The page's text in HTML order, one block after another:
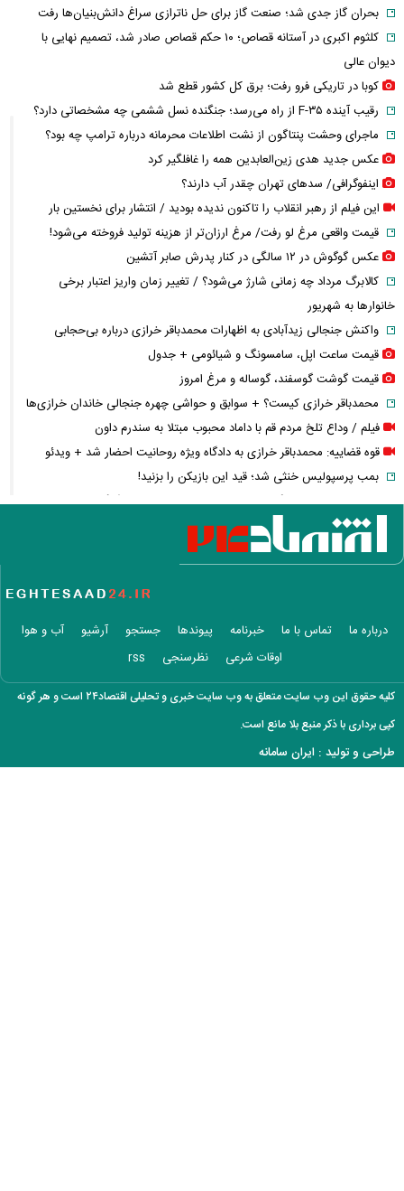
بحران گاز جدی شد؛ صنعت گاز برای حل ناترازی سراغ دانش‌بنیان‌ها رفت
کلثوم اکبری در آستانه قصاص؛ ۱۰ حکم قصاص صادر شد، تصمیم نهایی با
دیوان عالی
کوبا در تاریکی فرو رفت؛ برق کل کشور قطع شد
رقیب آینده F-۳۵ از راه می‌رسد؛ جنگنده نسل ششمی چه مشخصاتی دارد؟
ماجرای وحشت پنتاگون از نشت اطلاعات محرمانه درباره ترامپ چه بود؟
عکس جدید هدی زین‌العابدین همه را غافلگیر کرد
اینفوگرافی/ سدهای تهران چقدر آب دارند؟
این فیلم از رهبر انقلاب را تاکنون ندیده بودید / انتشار برای نخستین بار
قیمت واقعی مرغ لو رفت/ مرغ ارزان‌تر از هزینه تولید فروخته می‌شود!
عکس گوگوش در ۱۲ سالگی در کنار پدرش صابر آتشین
کالابرگ مرداد چه زمانی شارژ می‌شود؟ / تغییر زمان واریز اعتبار برخی
خانوارها به شهریور
واکنش جنجالی زیدآبادی به اظهارات محمدباقر خرازی درباره بی‌حجابی
قیمت ساعت اپل، سامسونگ و شیائومی + جدول
قیمت گوشت گوسفند، گوساله و مرغ امروز
محمدباقر خرازی کیست؟ + سوابق و حواشی چهره جنجالی خاندان خرازی‌ها
فیلم / وداع تلخ مردم قم با داماد محبوب مبتلا به سندرم داون
قوه قضاییه: محمدباقر خرازی به دادگاه ویژه روحانیت احضار شد + ویدئو
بمب پرسپولیس خنثی شد؛ قید این بازیکن را بزنید!
خبر خوش برای خبرنگاران؛ ۵۰۰ هزار تومان نقدی و ۲۰۰ گیگ اینترنت هدیه
روز خبرنگار ۱۴۰۵
حمیدرضا رجب‌زاده کیست؟ / قتل هولناک مداح سرشناس پس از ربایش/
فیلم جنایت برای خانواده ارسال شد
روز خبرنگار نمادی برای قدردانی از توسعه‌دهندگان آگاهی و شفافیت
آمار تکان‌دهنده مصرف تریاک در ایران؛ مردم این شهر رکورددار شدند!
قیمت طلای ۱۸ عیار از ۱۹ میلیون گذشت
مابه‌التفاوت حقوق بازنشستگان چه زمانی واریز می‌شود؟ تأمین اجتماعی
تکلیف را روشن کرد
درباره ما تماس با ما خبرنامه پیوندها جستجو آرشیو
آب و هوا
اوقات شرعی
نظرسنجی rss
کلیه حقوق این وب سایت متعلق به وب سایت خبری و تحلیلی اقتصاد۲۴ است و هر گونه
کپی برداری با ذکر منبع بلا مانع است.
طراحی و تولید : ایران سامانه